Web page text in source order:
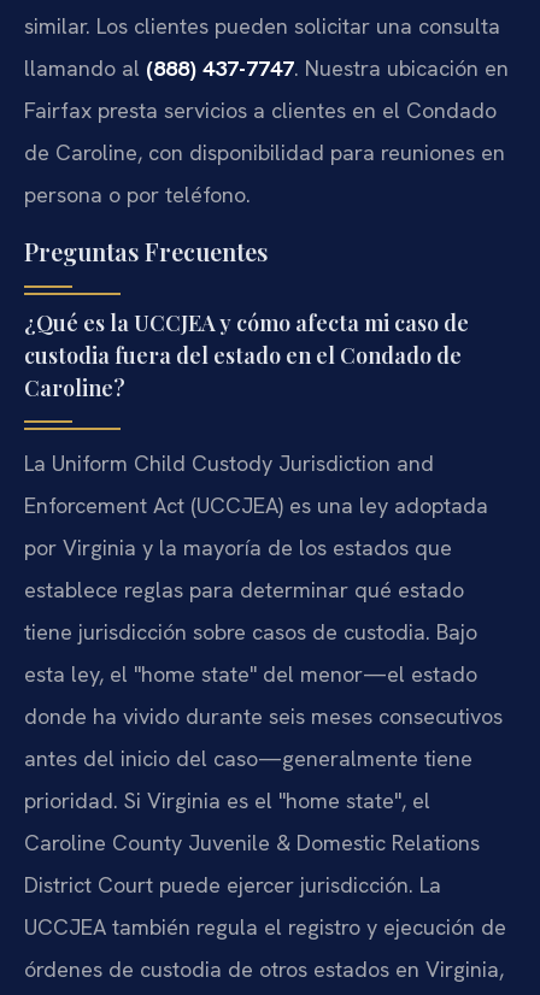
similar. Los clientes pueden solicitar una consulta
llamando al (888) 437-7747. Nuestra ubicación en
Fairfax presta servicios a clientes en el Condado
de Caroline, con disponibilidad para reuniones en
persona o por teléfono.
Preguntas Frecuentes
¿Qué es la UCCJEA y cómo afecta mi caso de
custodia fuera del estado en el Condado de
Caroline?
La Uniform Child Custody Jurisdiction and
Enforcement Act (UCCJEA) es una ley adoptada
por Virginia y la mayoría de los estados que
establece reglas para determinar qué estado
tiene jurisdicción sobre casos de custodia. Bajo
esta ley, el "home state" del menor—el estado
donde ha vivido durante seis meses consecutivos
antes del inicio del caso—generalmente tiene
prioridad. Si Virginia es el "home state", el
Caroline County Juvenile & Domestic Relations
District Court puede ejercer jurisdicción. La
UCCJEA también regula el registro y ejecución de
órdenes de custodia de otros estados en Virginia,